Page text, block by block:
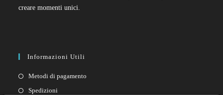
creare momenti unici.
Informazioni Utili
Metodi di pagamento
Spedizioni